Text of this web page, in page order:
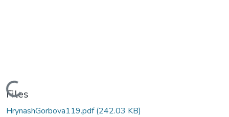
Loading...
Files
HrynashGorbova119.pdf(242.03 KB)